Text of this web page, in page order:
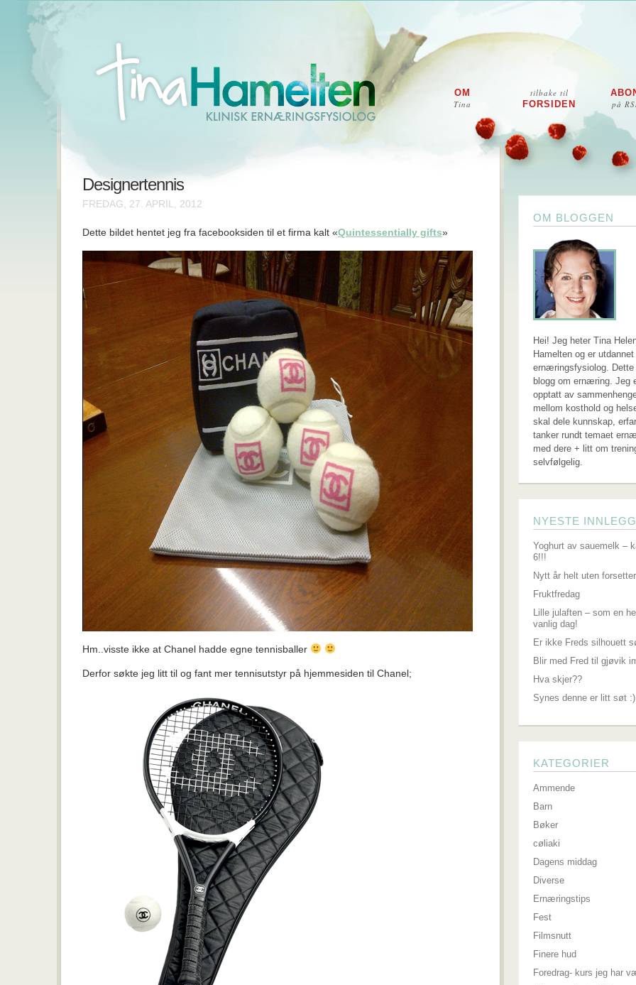
på
tilbake til
FORSIDEN
OM
Tina
Designertennis
FREDAG, 27. APRIL, 2012
Dette bildet hentet jeg fra facebooksiden til et firma kalt «Quintessentially gifts»
Hm..visste ikke at Chanel hadde egne tennisballer
Derfor søkte jeg litt til og fant mer tennisutstyr på hjemmesiden til Chanel;
OM BLOGGEN
Hei! Jeg heter Tina
Hamelten og er
ernæringsfysiolog. Dette
blogg om ernæring. Jeg
opptatt av
mellom kosthold og
skal dele kunnskap,
tanker rundt temaet
med dere + litt om
selvfølgelig.
NYESTE INNLEGG
Yoghurt av sauemelk –
6!!!
Nytt år helt uten forsetter
Fruktfredag
Lille julaften – som en
vanlig dag!
Er ikke Freds silhouett
Blir med Fred til gjøvik
Hva skjer??
Synes denne er litt søt :)
KATEGORIER
Ammende
Barn
Bøker
cøliaki
Dagens middag
Diverse
Ernæringstips
Fest
Filmsnutt
Finere hud
Foredrag- kurs jeg har